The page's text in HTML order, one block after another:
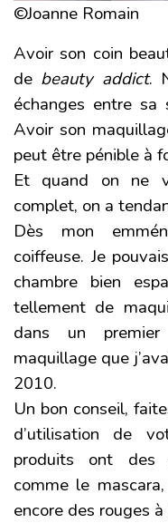
©Joanne Romain
Avoir son coin
de beauty addict.
échanges entre
Avoir son
peut être pénible à
Et quand on ne
complet, on a
Dès mon
coiffeuse. Je
chambre bien
tellement de
dans un
maquillage que
2010.
Un bon conseil,
d’utilisation de
produits ont des
comme le
encore des rouges